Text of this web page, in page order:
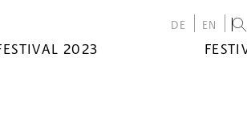
DE EN
2023